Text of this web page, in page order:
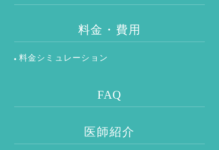
料金・費用
料金シミュレーション
FAQ
医師紹介